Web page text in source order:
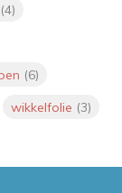
het oud
(4)
(6)
wikkelfolie (3)